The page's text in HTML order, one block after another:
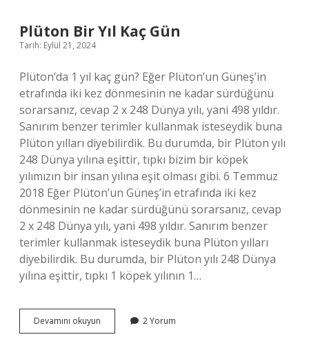
Plüton Bir Yıl Kaç Gün
Tarih: Eylül 21, 2024
Plüton’da 1 yıl kaç gün? Eğer Plüton’un Güneş’in
etrafında iki kez dönmesinin ne kadar sürdüğünü
sorarsanız, cevap 2 x 248 Dünya yılı, yani 498 yıldır.
Sanırım benzer terimler kullanmak isteseydik buna
Plüton yılları diyebilirdik. Bu durumda, bir Plüton yılı
248 Dünya yılına eşittir, tıpkı bizim bir köpek
yılımızın bir insan yılına eşit olması gibi. 6 Temmuz
2018 Eğer Plüton’un Güneş’in etrafında iki kez
dönmesinin ne kadar sürdüğünü sorarsanız, cevap
2 x 248 Dünya yılı, yani 498 yıldır. Sanırım benzer
terimler kullanmak isteseydik buna Plüton yılları
diyebilirdik. Bu durumda, bir Plüton yılı 248 Dünya
yılına eşittir, tıpkı 1 köpek yılının 1…
Devamını okuyun
Bir
2 Yorum